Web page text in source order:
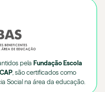
pela Fundação Escola
, são certificados como
Social na área da educação.